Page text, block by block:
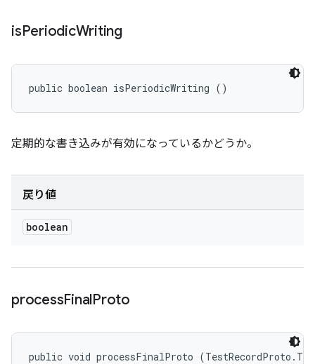
isPeriodicWriting
public boolean isPeriodicWriting ()
定期的な書き込みが有効になっているかどうか。
戻り値
boolean
processFinalProto
public void processFinalProto